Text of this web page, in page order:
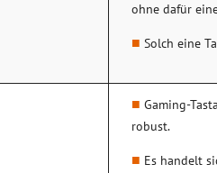
ohne dafür
Solch eine
Gaming-
robust.
Es handelt